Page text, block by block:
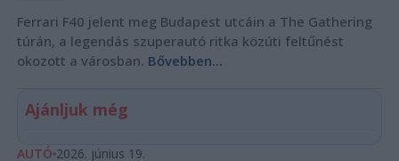
Ferrari F40 jelent meg Budapest utcáin a The Gathering
túrán, a legendás szuperautó ritka közúti feltűnést
okozott a városban. Bővebben...
Ajánljuk még
AUTÓ 2026. június 19.